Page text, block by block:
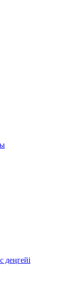
деңгейі